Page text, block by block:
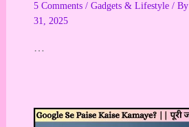
5 Comments / Gadgets & Lifestyle/ By
31, 2025
…